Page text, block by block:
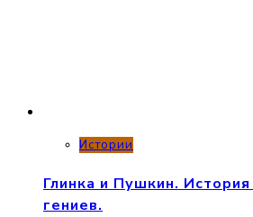
Истории
Глинка и Пушкин.
гениев.